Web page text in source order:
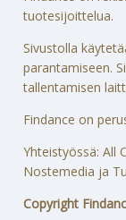
tuotesijoittelua.
Sivustolla
parantamiseen.
tallentamisen
Findance on
Yhteistyössä: All
Nostemedia ja
Copyright